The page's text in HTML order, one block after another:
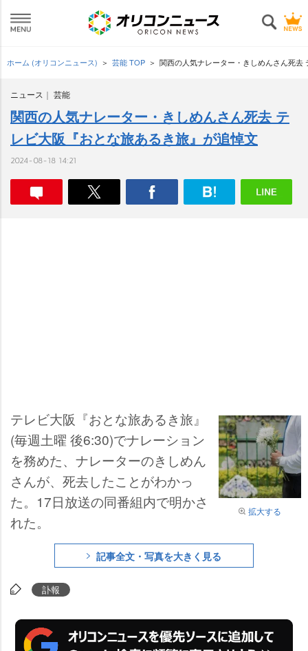
ホーム (オリコンニュース) 芸能 TOP 関西の人気ナレーター・きしめんさん死
ニュース 芸能
関西の人気ナレーター・きしめんさん死去 テ
レビ大阪『おとな旅あるき旅』が追悼文
2024-08-18 14:21
拡大する
テレビ大阪『おとな旅あるき旅』
(毎週土曜 後6:30)でナレーション
を務めた、ナレーターのきしめん
さんが、死去したことがわかっ
た。17日放送の同番組内で明かさ
れた。
記事全文・写真を大きく見る
訃報